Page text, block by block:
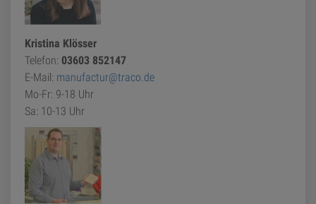
Kristina Klösser
Telefon: 03603 852147
E-Mail: manufactur@traco.de
Mo-Fr: 9-18 Uhr
Sa: 10-13 Uhr